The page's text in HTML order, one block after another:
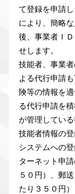
て登録を申請
により、簡略
後、事業者Ｉ
せします。
技能者、事業
よる代行申請
険等の情報を
る代行申請を
が管理してい
技能者情報の
システムへの
ターネット申
５０円）、郵
たり３５０円